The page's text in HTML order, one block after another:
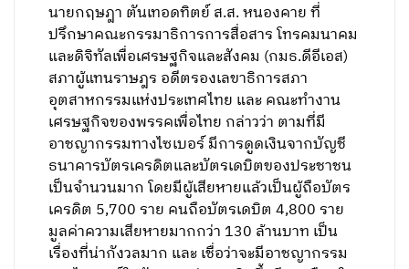
นายกฤษฎา ตันเทอดทิตย์ ส.ส. หนองคาย ที่
ปรึกษาคณะกรรมาธิการการสื่อสาร โทรคมนาคม
และดิจิทัลเพื่อเศรษฐกิจและสังคม (กมธ.ดีอีเอส)
สภาผู้แทนราษฎร อดีตรองเลขาธิการสภา
อุตสาหกรรมแห่งประเทศไทย และ คณะทำงาน
เศรษฐกิจของพรรคเพื่อไทย กล่าวว่า ตามที่มี
อาชญากรรมทางไซเบอร์ มีการดูดเงินจากบัญชี
ธนาคารบัตรเครดิตและบัตรเดบิตของประชาชน
เป็นจำนวนมาก โดยมีผู้เสียหายแล้วเป็นผู้ถือบัตร
เครดิต 5,700 ราย คนถือบัตรเดบิต 4,800 ราย
มูลค่าความเสียหายมากกว่า 130 ล้านบาท เป็น
เรื่องที่น่ากังวลมาก และ เชื่อว่าจะมีอาชญากรรม